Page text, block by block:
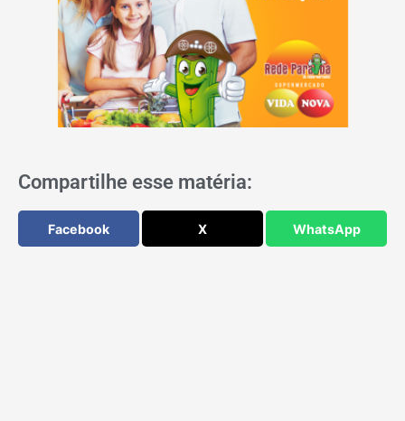
Compartilhe esse matéria:
Facebook X WhatsApp